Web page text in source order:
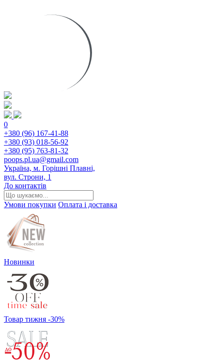
0
+380 (96) 167-41-88
+380 (93) 018-56-92
+380 (95) 763-81-32
poops.pl.ua@gmail.com
Україна, м. Горішні Плавні,
вул. Строни, 1
До контактів
Умови покупки Оплата і доставка
Новинки
Товар тижня -30%